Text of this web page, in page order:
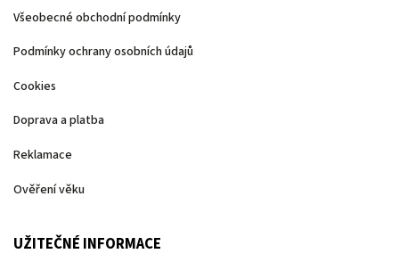
Všeobecné obchodní podmínky
Podmínky ochrany osobních údajů
Cookies
Doprava a platba
Reklamace
Ověření věku
UŽITEČNÉ INFORMACE